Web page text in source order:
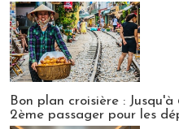
Bon plan croisière :
2ème passager pour les